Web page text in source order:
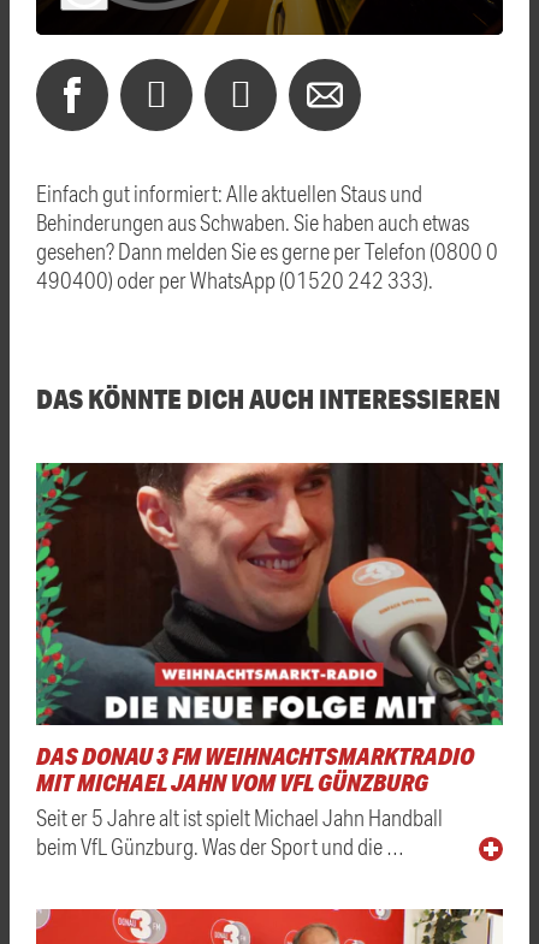
Einfach gut informiert: Alle aktuellen Staus und
Behinderungen aus Schwaben. Sie haben auch etwas
gesehen? Dann melden Sie es gerne per Telefon (0800 0
490400) oder per WhatsApp (01520 242 333).
DAS KÖNNTE DICH AUCH INTERESSIEREN
DAS DONAU 3 FM WEIHNACHTSMARKTRADIO
MIT MICHAEL JAHN VOM VFL GÜNZBURG
Seit er 5 Jahre alt ist spielt Michael Jahn Handball
beim VfL Günzburg. Was der Sport und die …